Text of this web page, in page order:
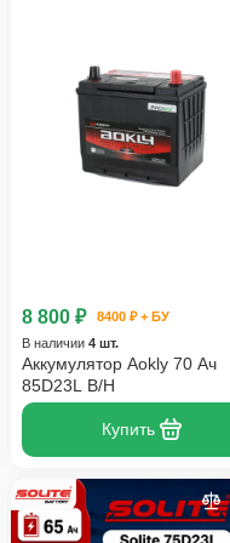
8 800 ₽
8400 ₽ + БУ
В наличии 4 шт.
Аккумулятор Aokly 70 Ач
85D23L B/H
Купить